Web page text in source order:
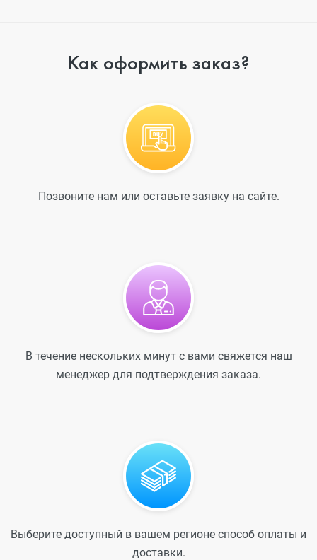
Как оформить заказ?
Позвоните нам или оставьте заявку на сайте.
В течение нескольких минут с вами свяжется наш
менеджер для подтверждения заказа.
Выберите доступный в вашем регионе способ оплаты и
доставки.